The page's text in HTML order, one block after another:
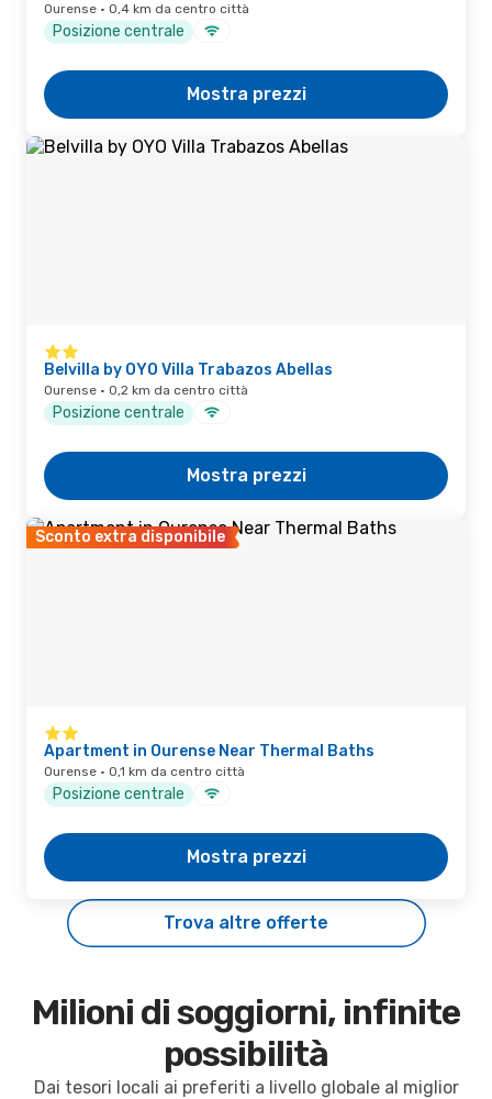
Ourense · 0,4 km da centro città
Posizione centrale
Mostra prezzi
Belvilla by OYO Villa Trabazos Abellas
Ourense · 0,2 km da centro città
Posizione centrale
Mostra prezzi
Sconto extra disponibile
Apartment in Ourense Near Thermal Baths
Ourense · 0,1 km da centro città
Posizione centrale
Mostra prezzi
Trova altre offerte
Milioni di soggiorni, infinite
possibilità
Dai tesori locali ai preferiti a livello globale al miglior